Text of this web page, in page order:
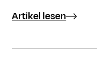
Artikel lesen